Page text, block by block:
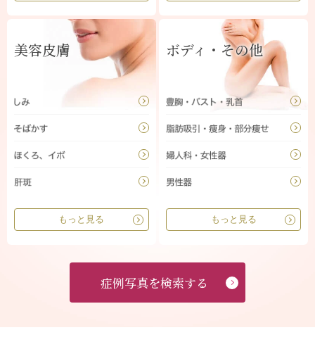
美容皮膚
もっと見る
ボディ・その他
もっと見る
症例写真を検索する